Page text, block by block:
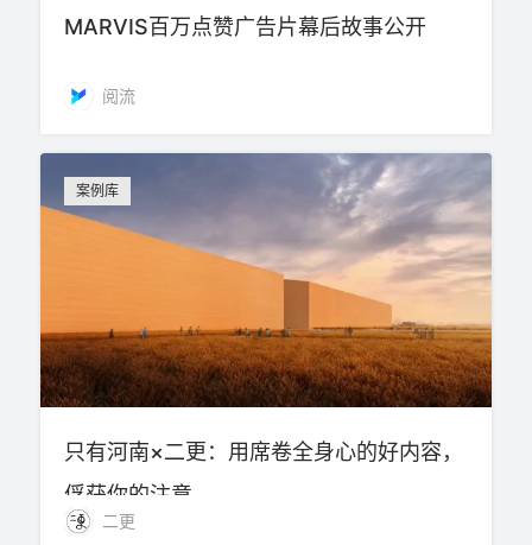
MARVIS百万点赞广告片幕后故事公开
阅流
案例库
只有河南×二更：用席卷全身心的好内容，
俘获你的注意
二更